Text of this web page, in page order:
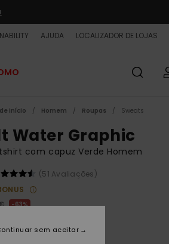
AJUDA LOCALIZADOR DE LOJAS
início Homem Roupas Sweats
Water Graphic
com capuz Verde Homem
(51 Avaliações)
63%
sem aceitar